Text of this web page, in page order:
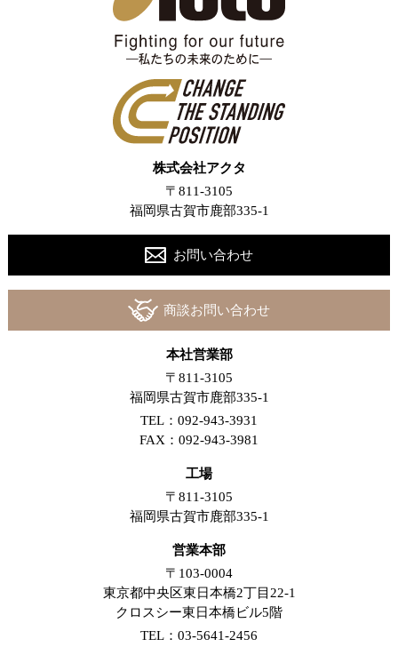
株式会社アクタ
〒811-3105
福岡県古賀市鹿部335-1
お問い合わせ
商談お問い合わせ
本社営業部
〒811-3105
福岡県古賀市鹿部335-1
TEL：092-943-3931
FAX：092-943-3981
工場
〒811-3105
福岡県古賀市鹿部335-1
営業本部
〒103-0004
東京都中央区東日本橋2丁目22-1
クロスシー東日本橋ビル5階
TEL：03-5641-2456